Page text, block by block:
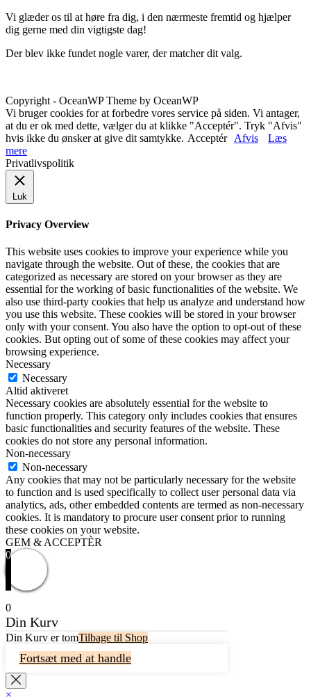
Vi glæder os til at høre fra dig, i den nærmeste fremtid og hjælper
dig gerne med din vigtigste dag!
Der blev ikke fundet nogle varer, der matcher dit valg.
Copyright - OceanWP Theme by OceanWP
Vi bruger cookies for at forbedre vores service på siden. Vi antager,
at du er ok med dette, vælger du at klikke "Acceptér". Tryk "Afvis"
hvis ikke du ønsker at give dit samtykke. Acceptér Afvis
Læs
mere
Privatlivspolitik
Luk
Privacy Overview
This website uses cookies to improve your experience while you
navigate through the website. Out of these, the cookies that are
categorized as necessary are stored on your browser as they are
essential for the working of basic functionalities of the website. We
also use third-party cookies that help us analyze and understand how
you use this website. These cookies will be stored in your browser
only with your consent. You also have the option to opt-out of these
cookies. But opting out of some of these cookies may affect your
browsing experience.
Necessary
Necessary
Altid aktiveret
Necessary cookies are absolutely essential for the website to
function properly. This category only includes cookies that ensures
basic functionalities and security features of the website. These
cookies do not store any personal information.
Non-necessary
Non-necessary
Any cookies that may not be particularly necessary for the website
to function and is used specifically to collect user personal data via
analytics, ads, other embedded contents are termed as non-necessary
cookies. It is mandatory to procure user consent prior to running
these cookies on your website.
GEM & ACCEPTÈR
0
0
Din Kurv
Din Kurv er tomTilbage til Shop
Fortsæt med at handle